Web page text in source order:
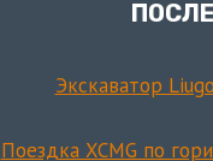
Экскаватор
Поездка XCMG по